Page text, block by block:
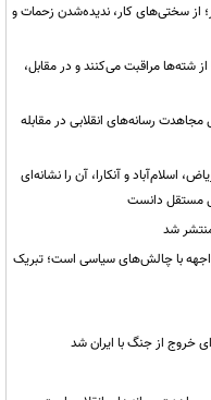
از سختی‌های کار، ندیده‌شدن زحمات و
شته‌ها مراقبت می‌کنند و در مقابل،
رسانه‌های انقلابی در مقابله
اسلام‌آباد و آنکارا، آن را نشانه‌ای
مستقل دانست
شد
با چالش‌های سیاسی است؛ تبریک
خروج از جنگ با ایران شد